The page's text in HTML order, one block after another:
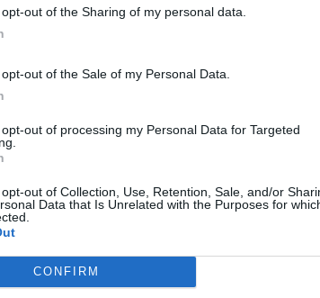
out of the Sharing of my personal data.
out of the Sale of my Personal Data.
out of processing my Personal Data for Targeted
out of Collection, Use, Retention, Sale, and/or
Data that Is Unrelated with the Purposes for
CONFIRM